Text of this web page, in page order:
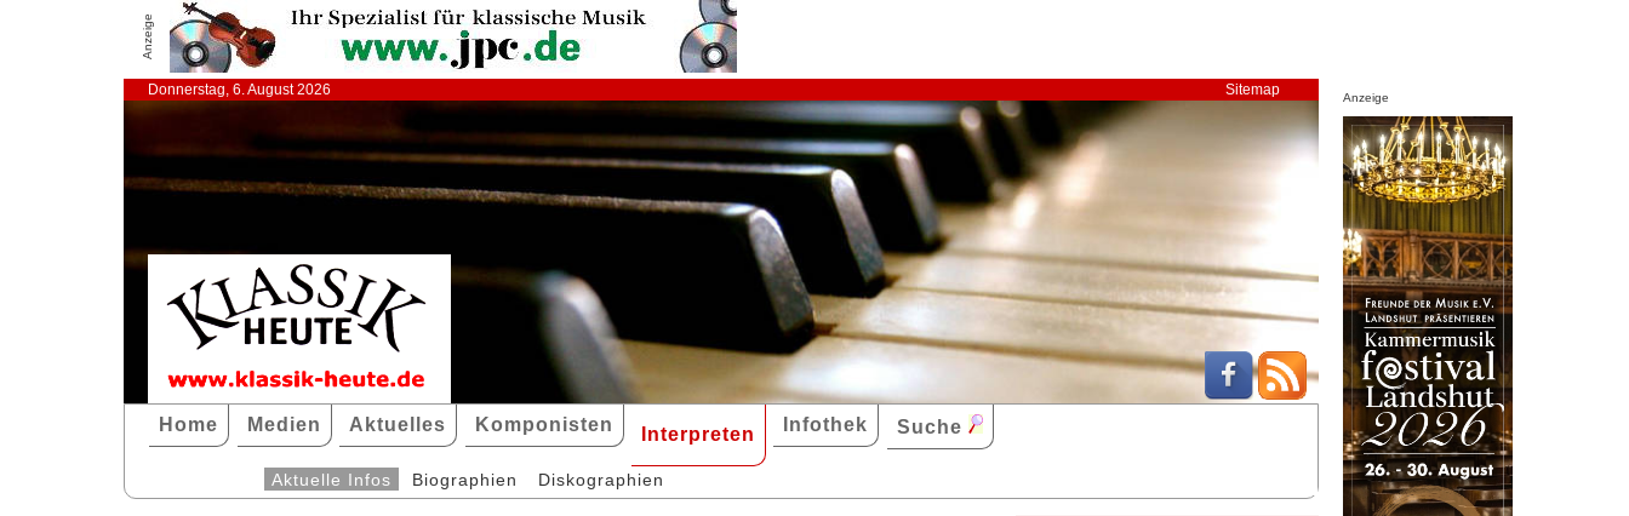
Anzeige
Donnerstag, 6. August 2026 Sitemap
Home Medien Aktuelles Komponisten Interpreten Infothek Suche
Aktuelle Infos Biographien Diskographien
Anzeige